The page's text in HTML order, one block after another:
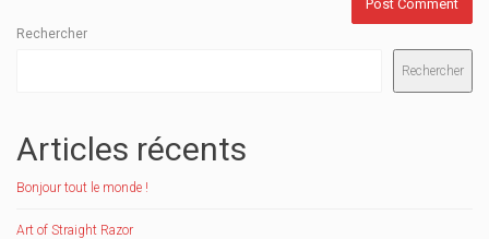
Rechercher
Rechercher
Articles récents
Bonjour tout le monde !
Art of Straight Razor